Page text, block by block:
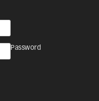
Password